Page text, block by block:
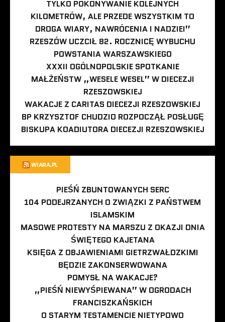
TYLKO POKONYWANIE KOLEJNYCH
KILOMETRÓW, ALE PRZEDE WSZYSTKIM TO
DROGA WIARY, NAWRÓCENIA I NADZIEI”
RZESZÓW UCZCIŁ 82. ROCZNICĘ WYBUCHU
POWSTANIA WARSZAWSKIEGO
XXXII OGÓLNOPOLSKIE SPOTKANIE
MAŁŻEŃSTW „WESELE WESEL” W DIECEZJI
RZESZOWSKIEJ
WAKACJE Z CARITAS DIECEZJI RZESZOWSKIEJ
BP KRZYSZTOF CHUDZIO ROZPOCZĄŁ POSŁUGĘ
BISKUPA KOADIUTORA DIECEZJI RZESZOWSKIEJ
WIARA.PL
PIEŚŃ ZBUNTOWANYCH SERC
104 PODEJRZANYCH O ZWIĄZKI Z PAŃSTWEM
ISLAMSKIM
MASOWE PROTESTY NA MARSZU Z OKAZJI DNIA
ŚWIĘTEGO KAJETANA
KSIĘGA Z OBJAWIENIAMI GIETRZWAŁDZKIMI
BĘDZIE ZAKONSERWOWANA
POMYSŁ NA WAKACJE?
„PIEŚŃ NIEWYŚPIEWANA” W OGRODACH
FRANCISZKAŃSKICH
O STARYM TESTAMENCIE NIETYPOWO